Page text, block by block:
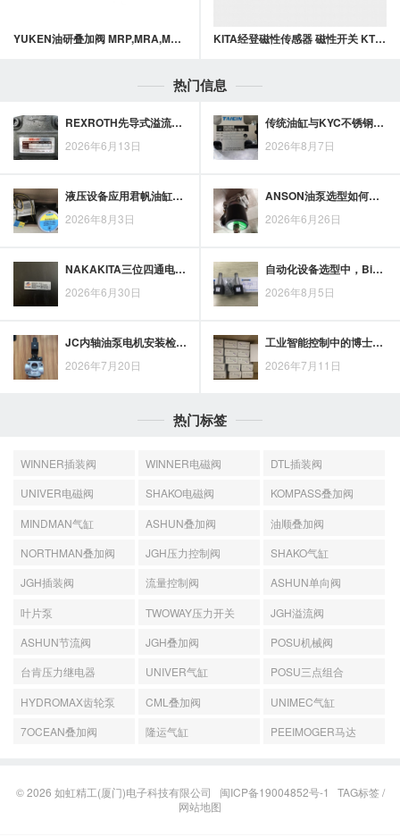
YUKEN油研叠加阀 MRP,MRA,MRB-10系列叠加式减压阀 KITA经登磁性传感器 磁性开关 KT30系列
热门信息
REXROTH先导式溢流阀选型要看哪些参数？液压系统配置思路解析
2026年6月13日
传统油缸与KYC不锈钢油缸如何取舍？从工况与材质差异看选择
2026年8月7日
液压设备应用君帆油缸：负载、速度与工况条件的匹配要点
2026年8月3日
ANSON油泵选型如何按工况定制匹配方案
2026年6月26日
NAKAKITA三位四通电磁换向阀接入液压系统，需核对执行元件动作与中位状态
2026年6月30日
自动化设备选型中，Bimba气缸如何兼顾空间、负载与动作要求
2026年8月5日
JC内轴油泵电机安装检查要点：同轴度、固定位置、接线与试运行
2026年7月20日
工业智能控制中的博士液压比例阀：功能定位与应用趋势
2026年7月11日
热门标签
WINNER插装阀 WINNER电磁阀
DTL插装阀
UNIVER电磁阀
SHAKO电磁阀
KOMPASS叠加阀
MINDMAN气缸
ASHUN叠加阀
油顺叠加阀
NORTHMAN叠加阀
JGH压力控制阀
SHAKO气缸
JGH插装阀
流量控制阀
ASHUN单向阀
叶片泵
TWOWAY压力开关
JGH溢流阀
ASHUN节流阀
JGH叠加阀
POSU机械阀
台肯压力继电器
UNIVER气缸
POSU三点组合
HYDROMAX齿轮泵
CML叠加阀
UNIMEC气缸
7OCEAN叠加阀
隆运气缸 PEEIMOGER马达
© 2026 如虹精工(厦门)电子科技有限公司 闽ICP备19004852号-1 TAG标签/
网站地图